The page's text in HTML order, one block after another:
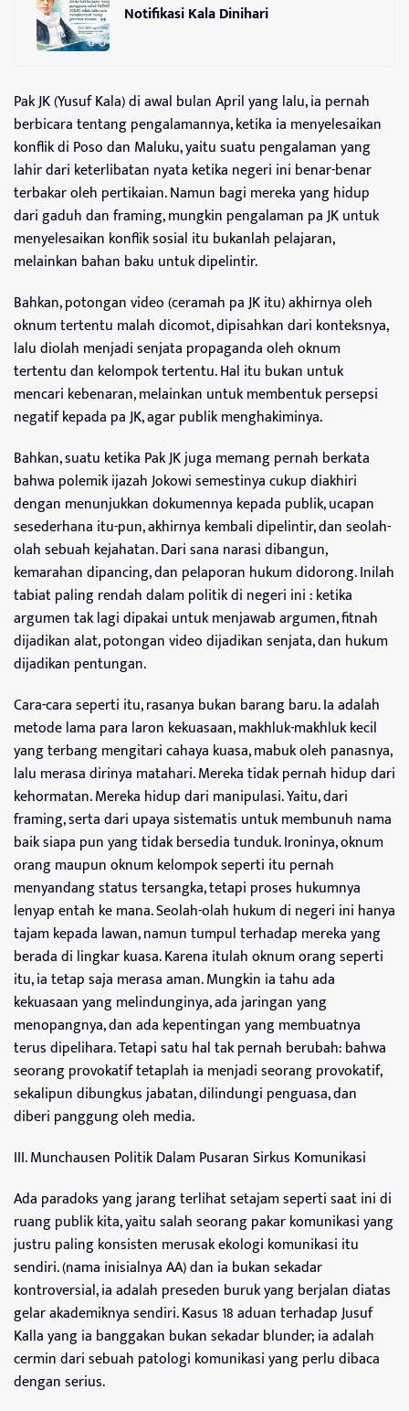
Notifikasi Kala Dinihari
Pak JK (Yusuf Kala) di awal bulan April yang lalu, ia pernah
berbicara tentang pengalamannya, ketika ia menyelesaikan
konflik di Poso dan Maluku, yaitu suatu pengalaman yang
lahir dari keterlibatan nyata ketika negeri ini benar-benar
terbakar oleh pertikaian. Namun bagi mereka yang hidup
dari gaduh dan framing, mungkin pengalaman pa JK untuk
menyelesaikan konflik sosial itu bukanlah pelajaran,
melainkan bahan baku untuk dipelintir.
Bahkan, potongan video (ceramah pa JK itu) akhirnya oleh
oknum tertentu malah dicomot, dipisahkan dari konteksnya,
lalu diolah menjadi senjata propaganda oleh oknum
tertentu dan kelompok tertentu. Hal itu bukan untuk
mencari kebenaran, melainkan untuk membentuk persepsi
negatif kepada pa JK, agar publik menghakiminya.
Bahkan, suatu ketika Pak JK juga memang pernah berkata
bahwa polemik ijazah Jokowi semestinya cukup diakhiri
dengan menunjukkan dokumennya kepada publik, ucapan
sesederhana itu-pun, akhirnya kembali dipelintir, dan seolah-
olah sebuah kejahatan. Dari sana narasi dibangun,
kemarahan dipancing, dan pelaporan hukum didorong. Inilah
tabiat paling rendah dalam politik di negeri ini : ketika
argumen tak lagi dipakai untuk menjawab argumen, fitnah
dijadikan alat, potongan video dijadikan senjata, dan hukum
dijadikan pentungan.
Cara-cara seperti itu, rasanya bukan barang baru. Ia adalah
metode lama para laron kekuasaan, makhluk-makhluk kecil
yang terbang mengitari cahaya kuasa, mabuk oleh panasnya,
lalu merasa dirinya matahari. Mereka tidak pernah hidup dari
kehormatan. Mereka hidup dari manipulasi. Yaitu, dari
framing, serta dari upaya sistematis untuk membunuh nama
baik siapa pun yang tidak bersedia tunduk. Ironinya, oknum
orang maupun oknum kelompok seperti itu pernah
menyandang status tersangka, tetapi proses hukumnya
lenyap entah ke mana. Seolah-olah hukum di negeri ini hanya
tajam kepada lawan, namun tumpul terhadap mereka yang
berada di lingkar kuasa. Karena itulah oknum orang seperti
itu, ia tetap saja merasa aman. Mungkin ia tahu ada
kekuasaan yang melindunginya, ada jaringan yang
menopangnya, dan ada kepentingan yang membuatnya
terus dipelihara. Tetapi satu hal tak pernah berubah: bahwa
seorang provokatif tetaplah ia menjadi seorang provokatif,
sekalipun dibungkus jabatan, dilindungi penguasa, dan
diberi panggung oleh media.
III. Munchausen Politik Dalam Pusaran Sirkus Komunikasi
Ada paradoks yang jarang terlihat setajam seperti saat ini di
ruang publik kita, yaitu salah seorang pakar komunikasi yang
justru paling konsisten merusak ekologi komunikasi itu
sendiri. (nama inisialnya AA) dan ia bukan sekadar
kontroversial, ia adalah preseden buruk yang berjalan diatas
gelar akademiknya sendiri. Kasus 18 aduan terhadap Jusuf
Kalla yang ia banggakan bukan sekadar blunder; ia adalah
cermin dari sebuah patologi komunikasi yang perlu dibaca
dengan serius.